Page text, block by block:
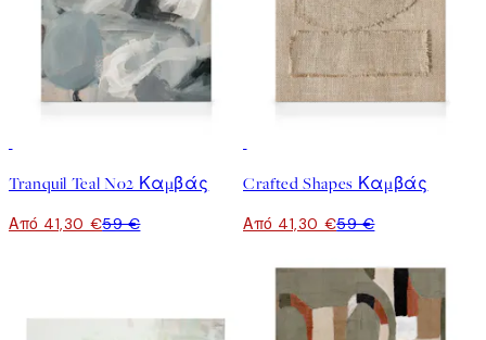
Tranquil Teal No2 Καμβάς
Από 41,30 €59 €
Crafted Shapes Καμβάς
Από 41,30 €59 €